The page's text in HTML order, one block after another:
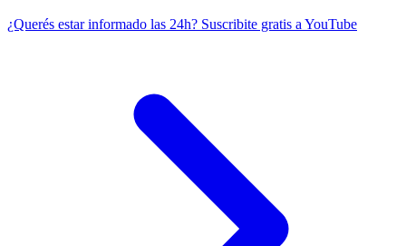
¿Querés estar informado las 24h? Suscribite gratis a YouTube